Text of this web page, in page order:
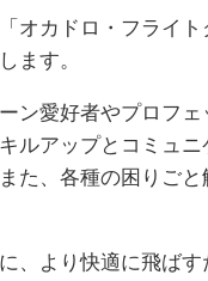
オカドロ・フライト
ます。
ン愛好者やプロフ
ルアップとコミュ
た、各種の困りごと
、より快適に飛ばす